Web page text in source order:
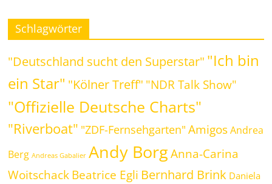
Schlagwörter
"Deutschland sucht den Superstar" "Ich bin
ein Star" "Kölner Treff" "NDR Talk Show"
"Offizielle Deutsche Charts"
"Riverboat" "ZDF-Fernsehgarten" Amigos Andrea
Berg Andreas Gabalier Andy Borg Anna-Carina
WoitschackBeatrice Egli Bernhard Brink Daniela